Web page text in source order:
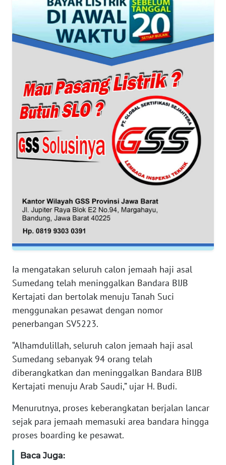
Ia mengatakan seluruh calon jemaah haji asal
Sumedang telah meninggalkan Bandara BIJB
Kertajati dan bertolak menuju Tanah Suci
menggunakan pesawat dengan nomor
penerbangan SV5223.
“Alhamdulillah, seluruh calon jemaah haji asal
Sumedang sebanyak 94 orang telah
diberangkatkan dan meninggalkan Bandara BIJB
Kertajati menuju Arab Saudi,” ujar H. Budi.
Menurutnya, proses keberangkatan berjalan lancar
sejak para jemaah memasuki area bandara hingga
proses boarding ke pesawat.
Baca Juga:
KEPRI
WN
PAPUA
WN
RIAU
SERAMBI
JAMBI
SULTRA
WN
NTB
SULTENG
WN
SULBAR
WN
BABEL
SUMBAR